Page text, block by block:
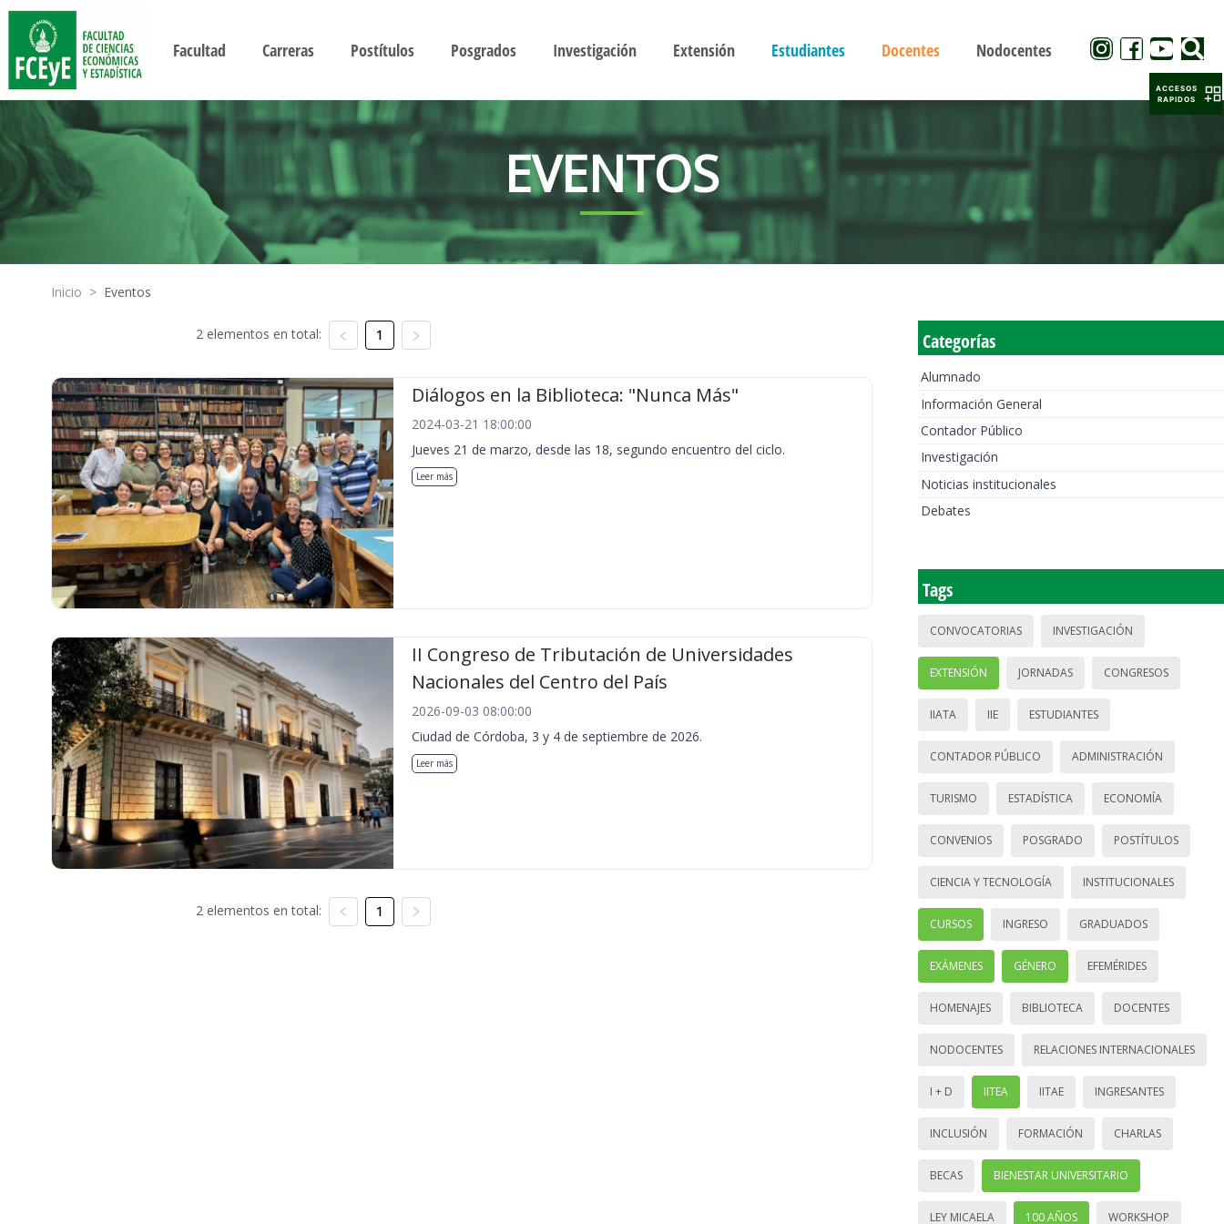
Facultad Carreras Postítulos Posgrados Investigación Extensión Estudiantes Docentes Nodocentes
EVENTOS
Inicio > Eventos
2 elementos en total: 1
Diálogos en la Biblioteca: "Nunca Más"
2024-03-21 18:00:00
Jueves 21 de marzo, desde las 18, segundo encuentro del ciclo.
Leer más
II Congreso de Tributación de Universidades
Nacionales del Centro del País
2026-09-03 08:00:00
Ciudad de Córdoba, 3 y 4 de septiembre de 2026.
Leer más
2 elementos en total: 1
Categorías
Alumnado
Información General
Contador Público
Investigación
Noticias institucionales
Debates
Tags
CONVOCATORIAS INVESTIGACIÓN
EXTENSIÓN JORNADAS CONGRESOS
IIATA IIE ESTUDIANTES
CONTADOR PÚBLICO ADMINISTRACIÓN
TURISMO ESTADÍSTICA ECONOMÍA
CONVENIOS POSGRADO POSTÍTULOS
CIENCIA Y TECNOLOGÍA INSTITUCIONALES
CURSOS INGRESO GRADUADOS
EXÁMENES GÉNERO EFEMÉRIDES
HOMENAJES BIBLIOTECA DOCENTES
NODOCENTES RELACIONES INTERNACIONALES
I + D IITEA IITAE INGRESANTES
INCLUSIÓN FORMACIÓN CHARLAS
BECAS BIENESTAR UNIVERSITARIO
LEY MICAELA 100 AÑOS WORKSHOP
ACCESOS
RAPIDOS